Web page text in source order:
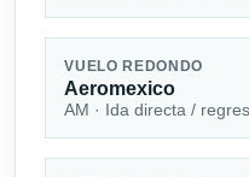
VUELO REDONDO
Aeromexico
AM · Ida directa /